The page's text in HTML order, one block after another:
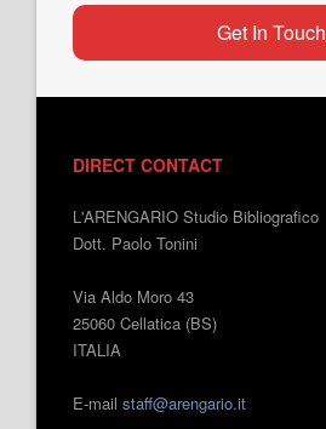
Get In Touch
DIRECT CONTACT
L'ARENGARIO Studio Bibliografico
Dott. Paolo Tonini
Via Aldo Moro 43
25060 Cellatica (BS)
ITALIA
E-mail staff@arengario.it